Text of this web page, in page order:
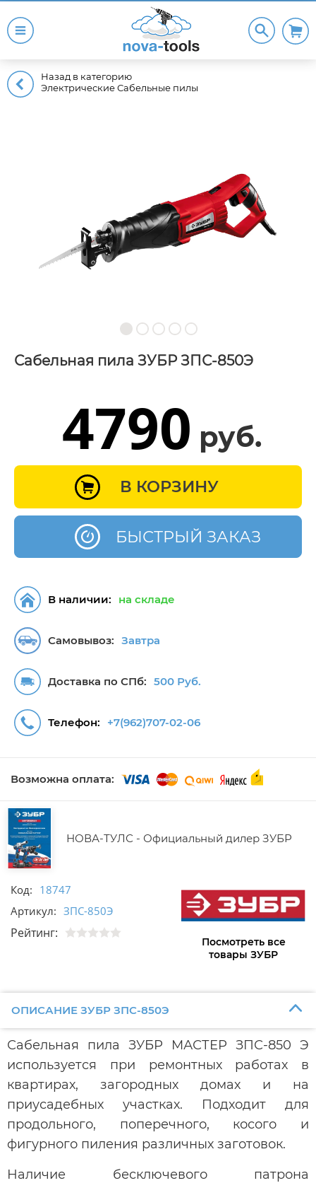
Назад в категорию
Электрические Сабельные пилы
Сабельная пила ЗУБР ЗПС-850Э
4790 руб.
БЫСТРЫЙ ЗАКАЗ
В КОРЗИНУ
Самовывоз: Завтра
Доставка по СПб: 500 Руб.
В наличии: на складе
Телефон: +7(962)707-02-06
Возможна оплата:
НОВА-ТУЛС - Официальный дилер ЗУБР
Код: 18747
Артикул: ЗПС-850Э
Рейтинг:
Посмотреть все
товары ЗУБР
ОПИСАНИЕ ЗУБР ЗПС-850Э
Сабельная пила ЗУБР МАСТЕР ЗПС-850 Э
используется при ремонтных работах в
квартирах, загородных домах и на
приусадебных участках. Подходит для
продольного, поперечного, косого и
фигурного пиления различных заготовок.
Наличие бесключевого патрона